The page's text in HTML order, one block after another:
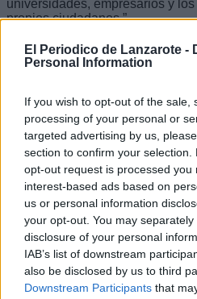
El Periodico de Lanzarote -
Personal Information
If you wish to opt-out of the sale,
processing of your personal or
targeted advertising by us,
section to confirm your
opt-out request is processed you
interest-based ads based on
us or personal information
your opt-out. You may
disclosure of your personal
IAB’s list of downstream
also be disclosed by us to third
Downstream Participants that
universidades, empresarios y los
propios ciudadanos.”
“Además”, añade, “tiene como
potenciar la formación y el talento
en el sector del comercio es uno
principales factores para definir
estrategia de desarrollo del sector
comercial en canarias para los
próximos años, para adaptarlo a la
digitalización, a los nuevos
venta y a las nuevas formas de
consumo”.
En este sentido, el director
la Fundación Universitaria de Las
Palmas, Eduardo Manrique de
aseguró que “el objetivo de esta
iniciativa es formar a estos